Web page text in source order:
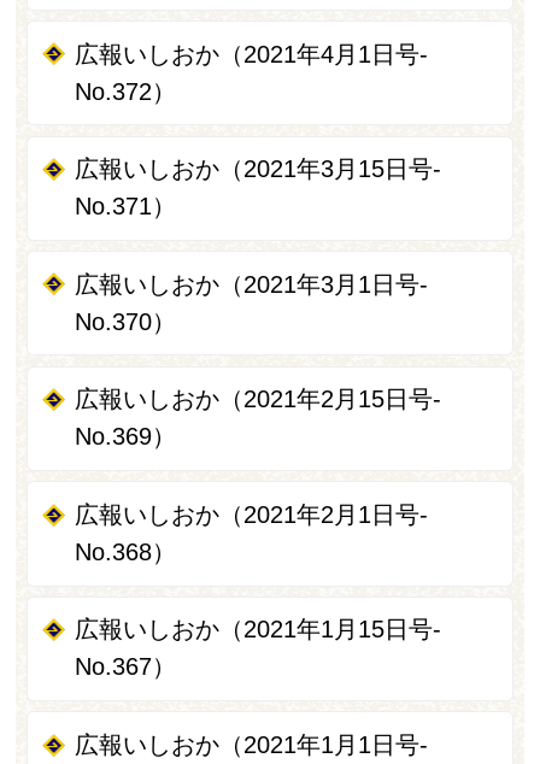
広報いしおか（2021年4月1日号-
No.372）
広報いしおか（2021年3月15日号-
No.371）
広報いしおか（2021年3月1日号-
No.370）
広報いしおか（2021年2月15日号-
No.369）
広報いしおか（2021年2月1日号-
No.368）
広報いしおか（2021年1月15日号-
No.367）
広報いしおか（2021年1月1日号-